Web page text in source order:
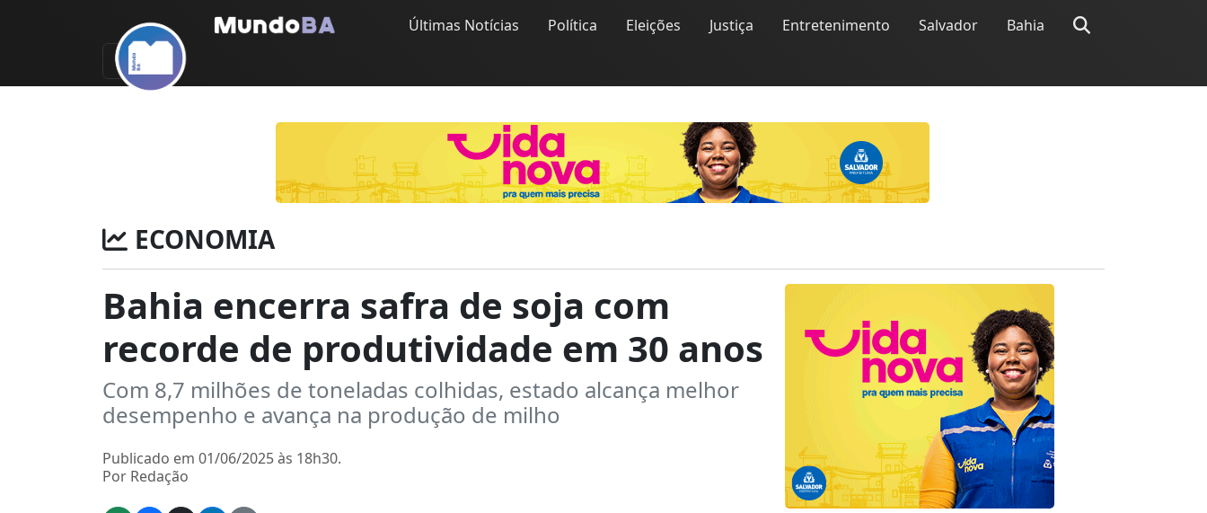
Últimas Notícias Política Eleições Justiça Entretenimento Salvador Bahia
ECONOMIA
Bahia encerra safra de soja com
recorde de produtividade em 30 anos
Com 8,7 milhões de toneladas colhidas, estado alcança melhor
desempenho e avança na produção de milho
Publicado em 01/06/2025 às 18h30.
Por Redação